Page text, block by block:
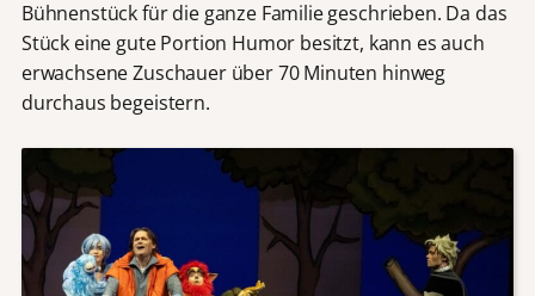
Bühnenstück für die ganze Familie geschrieben. Da das
Stück eine gute Portion Humor besitzt, kann es auch
erwachsene Zuschauer über 70 Minuten hinweg
durchaus begeistern.